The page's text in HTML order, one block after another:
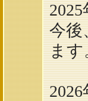
今後
ます